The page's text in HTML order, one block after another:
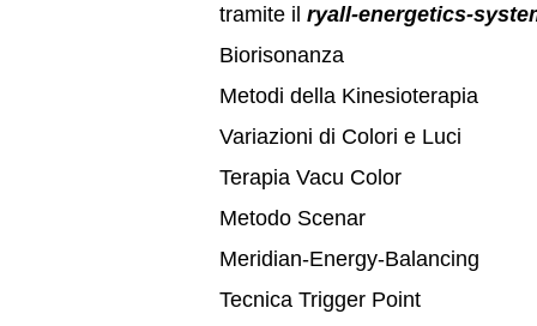
tramite il ryall-energetics-
Biorisonanza
Metodi della Kinesioterapia
Variazioni di Colori e Luci
Terapia Vacu Color
Metodo Scenar
Meridian-Energy-Balancing
Tecnica Trigger Point